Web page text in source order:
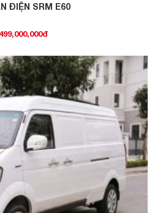
ĐIỆN SRM E60
499,000,000đ